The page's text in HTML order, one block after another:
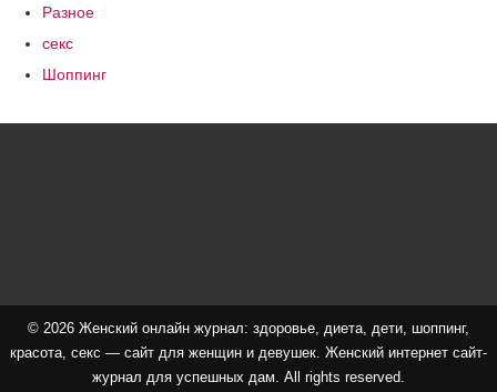
Разное
секс
Шоппинг
© 2026 Женский онлайн журнал: здоровье, диета, дети, шоппинг,
красота, секс — сайт для женщин и девушек. Женский интернет сайт-
журнал для успешных дам. All rights reserved.